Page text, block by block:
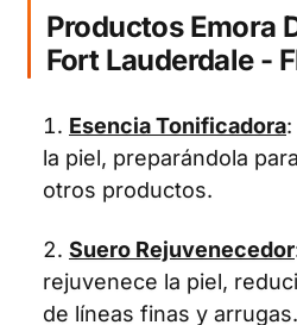
Productos Emora
Fort Lauderdale -
Esencia Tonificadora
la piel, preparándola
otros productos.
Suero Rejuvenecedor
rejuvenece la piel,
de líneas finas y arrugas.